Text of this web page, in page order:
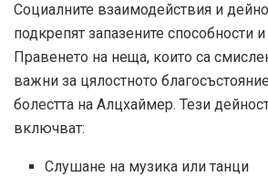
Социалните взаимодействия и
подкрепят запазените способности
Правенето на неща, които са
важни за цялостното
болестта на Алцхаймер. Тези
включват:
Слушане на музика или танци